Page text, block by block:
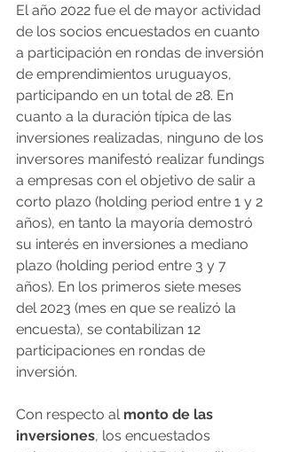
El año 2022 fue el de mayor actividad
de los socios encuestados en cuanto
a participación en rondas de inversión
de emprendimientos uruguayos,
participando en un total de 28. En
cuanto a la duración típica de las
inversiones realizadas, ninguno de los
inversores manifestó realizar fundings
a empresas con el objetivo de salir a
corto plazo (holding period entre 1 y 2
años), en tanto la mayoría demostró
su interés en inversiones a mediano
plazo (holding period entre 3 y 7
años). En los primeros siete meses
del 2023 (mes en que se realizó la
encuesta), se contabilizan 12
participaciones en rondas de
inversión.
Con respecto al monto de las
inversiones, los encuestados